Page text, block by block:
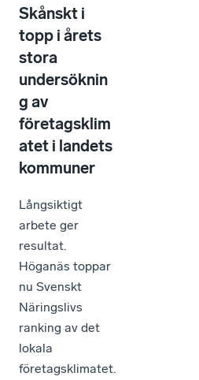
Skånskt i
topp i årets
stora
undersöknin
g av
företagsklim
atet i landets
kommuner
Långsiktigt
arbete ger
resultat.
Höganäs toppar
nu Svenskt
Näringslivs
ranking av det
lokala
företagsklimatet.